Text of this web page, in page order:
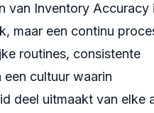
van Inventory Accuracy
maar een continu
routines, consistente
cultuur waarin
deel uitmaakt van elke